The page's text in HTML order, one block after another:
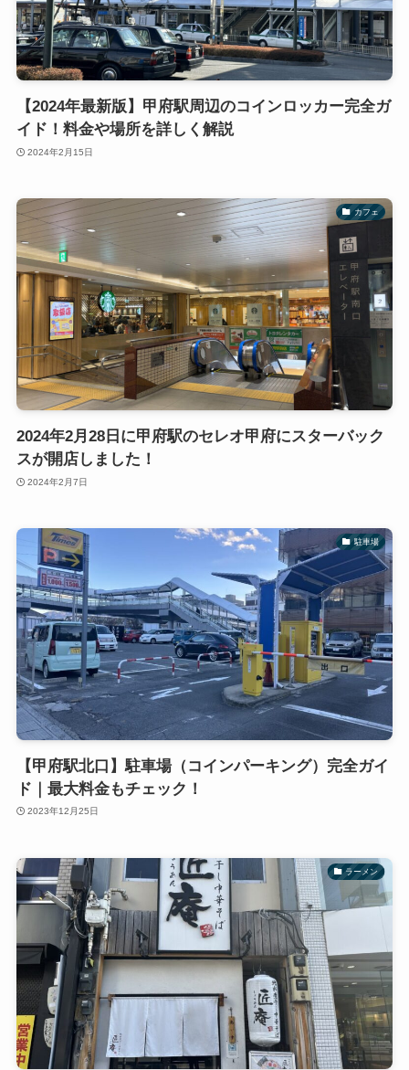
【2024年最新版】甲府駅周辺のコインロッカー完全ガ
イド！料金や場所を詳しく解説
2024年2月15日
カフェ
2024年2月28日に甲府駅のセレオ甲府にスターバック
スが開店しました！
2024年2月7日
駐車場
【甲府駅北口】駐車場（コインパーキング）完全ガイ
ド｜最大料金もチェック！
2023年12月25日
ラーメン